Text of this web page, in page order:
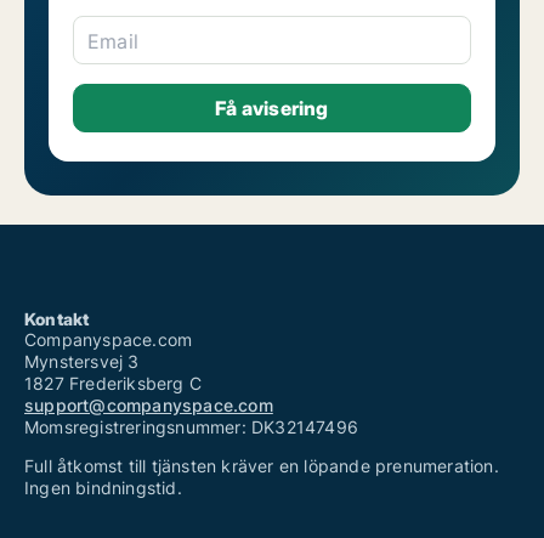
Email
Kontakt
Companyspace.com
Mynstersvej 3
1827 Frederiksberg C
support@companyspace.com
Momsregistreringsnummer: DK32147496
Full åtkomst till tjänsten kräver en löpande prenumeration.
Ingen bindningstid.